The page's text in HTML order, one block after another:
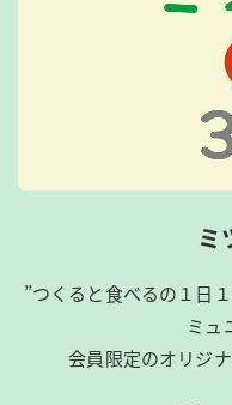
ミ
”つくると食べるの１日
ミュ
会員限定のオリジ